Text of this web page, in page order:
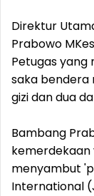
Direktur
Prabowo
Petugas yang
saka bendera
gizi dan dua
Bambang
kemerdekaan
menyambut
International